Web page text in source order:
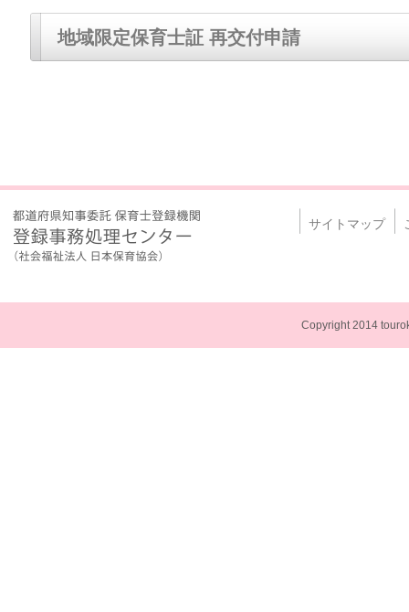
地域限定保育士証 再交付申請
サイトマップ
Copyright 2014